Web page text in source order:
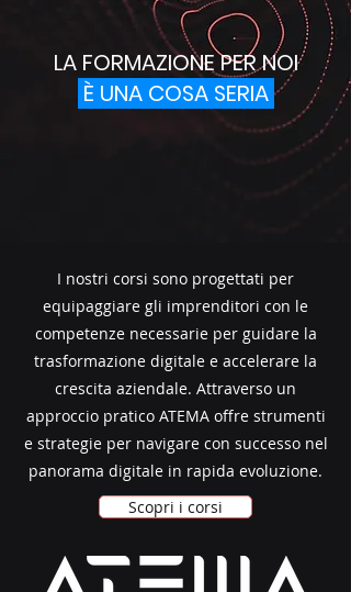
LA FORMAZIONE PER NOI
È UNA COSA SERIA
I nostri corsi sono progettati per
equipaggiare gli imprenditori con le
competenze necessarie per guidare la
trasformazione digitale e accelerare la
crescita aziendale. Attraverso un
approccio pratico ATEMA offre strumenti
e strategie per navigare con successo nel
panorama digitale in rapida evoluzione.
Scopri i corsi